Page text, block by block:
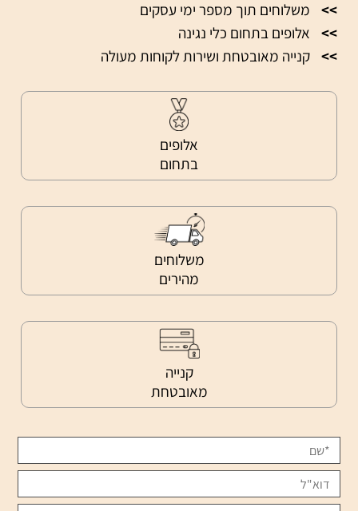
>>
משלוחים תוך מספר ימי עסקים
>>
אלופים בתחום כלי נגינה
>> קנייה מאובטחת ושירות לקוחות מעולה
אלופים
בתחום
משלוחים
מהירים
קנייה
מאובטחת